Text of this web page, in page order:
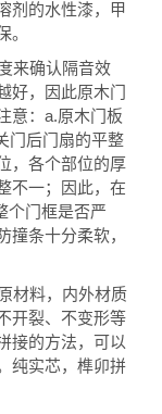
剂的水性漆，甲
。
来确认隔音效
好，因此原木门
意： a.原木门板
门后门扇的平整
，各个部位的厚
不一；因此，在
个门框是否严
撞条十分柔软，
材料，内外材质
开裂、不变形等
接的方法，可以
纯实芯，榫卯拼